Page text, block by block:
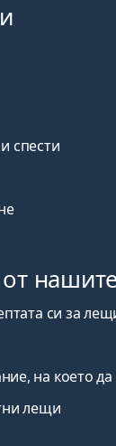
спести
си за
на което да
лещи